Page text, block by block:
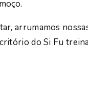
arrumamos
do Si Fu